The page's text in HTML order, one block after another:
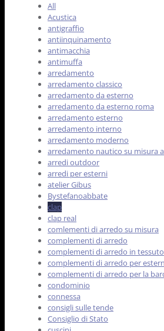
All
Acustica
antigraffio
antiinquinamento
antimacchia
antimuffa
arredamento
arredamento classico
arredamento da esterno
arredamento da esterno roma
arredamento esterno
arredamento interno
arredamento moderno
arredamento nautico su misura
arredi outdoor
arredi per esterni
atelier Gibus
Bystefanoabbate
clap
clap real
comlementi di arredo su misura
complementi di arredo
complementi di arredo in tessuto
complementi di arredo per
complementi di arredo per la
condominio
connessa
consigli sulle tende
Consiglio di Stato